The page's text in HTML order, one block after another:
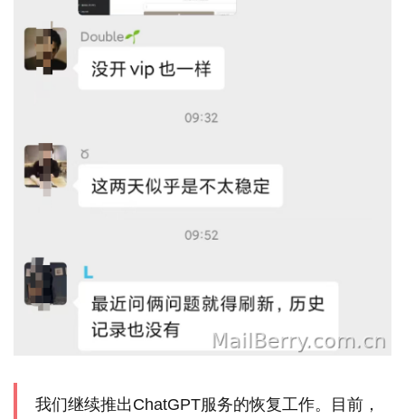
我们继续推出ChatGPT服务的恢复工作。目前，